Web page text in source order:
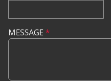
MESSAGE *